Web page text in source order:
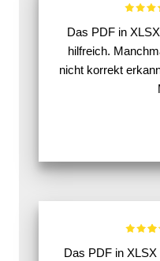
Das PDF in
hilfreich.
nicht korrekt
Das PDF in